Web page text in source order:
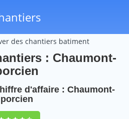
des chantiers batiment
: Chaumont-
d'affaire : Chaumont-
porcien